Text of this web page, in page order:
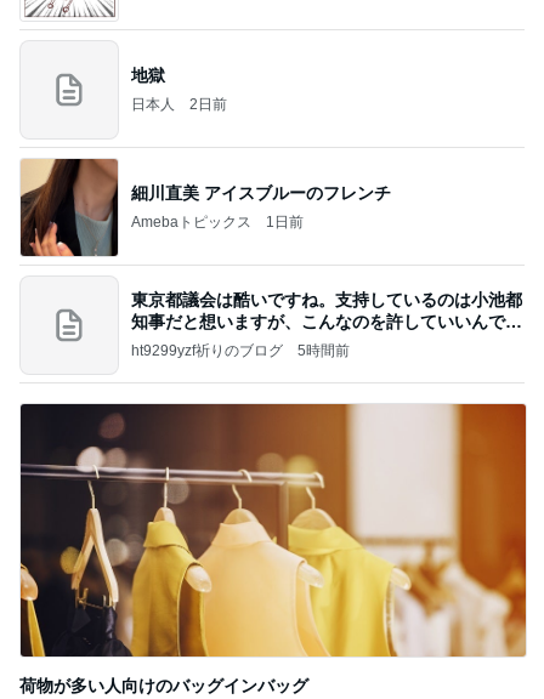
地獄
日本人 2日前
細川直美 アイスブルーのフレンチ
Amebaトピックス 1日前
東京都議会は酷いですね。支持しているのは小池都
知事だと想いますが、こんなのを許していいんです
か？
ht9299yzf祈りのブログ 5時間前
荷物が多い人向けのバッグインバッグ